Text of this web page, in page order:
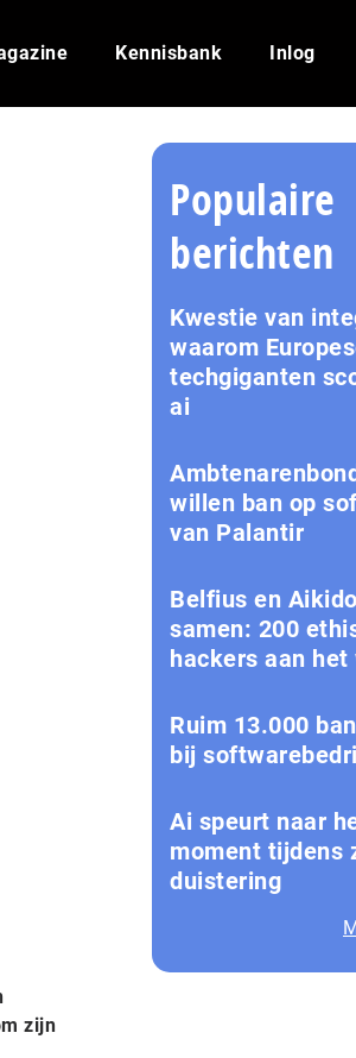
Kennisbank Inlog
zijn
Populaire
berichten
Kwestie van
waarom
techgiganten
ai
willen ban op
van Palantir
Belfius en
samen: 200
hackers aan het
Ruim 13.000
bij
Ai speurt naar
moment tijdens
duis­te­ring